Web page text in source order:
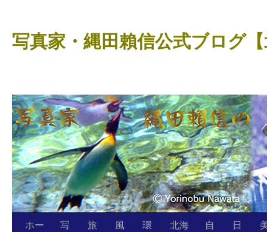
テ
ン
ッ
プ
写真家・縄田賴信公式ブログ
ホー
写
旅
風
環
北海
自
日